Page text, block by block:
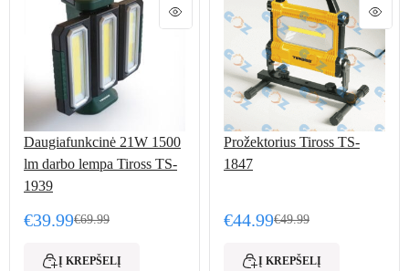
Daugiafunkcinė 21W 1500
lm darbo lempa Tiross TS-
1939
€69.99
Original price was: €69.99.
€39.99
Current price is: €39.99.
Į KREPŠELĮ
Prožektorius Tiross TS-
1847
€49.99
Original price was:
€44.99
Current price is: €44.99.
Į KREPŠELĮ